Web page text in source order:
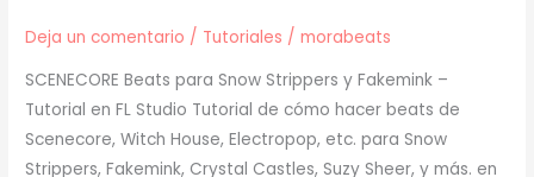
Deja un comentario / Tutoriales /morabeats
SCENECORE Beats para Snow Strippers y Fakemink –
Tutorial en FL Studio Tutorial de cómo hacer beats de
Scenecore, Witch House, Electropop, etc. para Snow
Strippers, Fakemink, Crystal Castles, Suzy Sheer, y más. en